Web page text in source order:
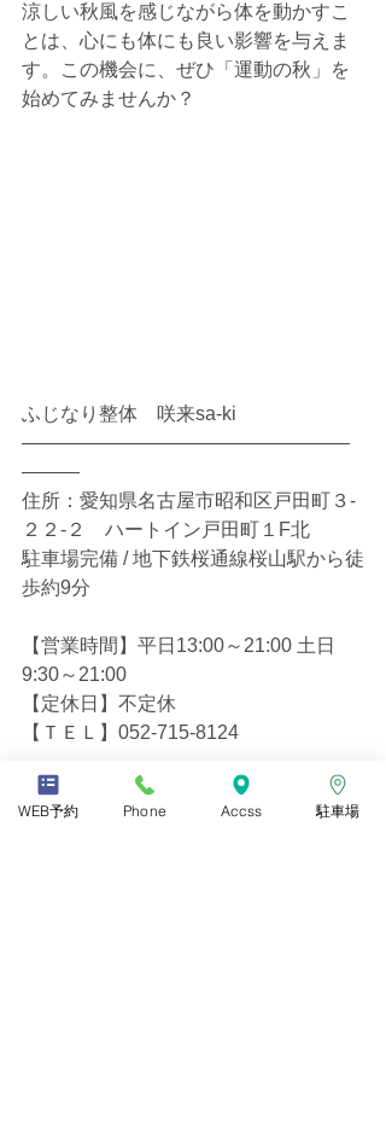
涼しい秋風を感じながら体を動かすこ
とは、心にも体にも良い影響を与えま
す。この機会に、ぜひ「運動の秋」を
始めてみませんか？
ふじなり整体　咲来sa-ki
―――――――――――――――――
―――
住所：愛知県名古屋市昭和区戸田町３‐
２２‐２　ハートイン戸田町１F北
駐車場完備 / 地下鉄桜通線桜山駅から徒
歩約9分
【営業時間】平日13:00～21:00 土日
9:30～21:00
【定休日】不定休
【ＴＥＬ】052-715-8124
―――
#昭和区
＃桜山＃昭和区整体＃整体＃肩
WEB予約 Phone Accss 駐車場